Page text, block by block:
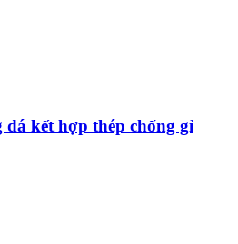
kết hợp thép chống gỉ